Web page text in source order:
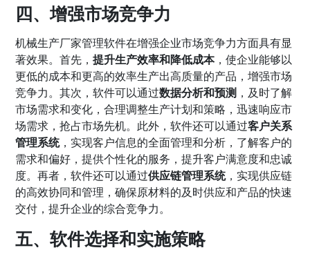
四、增强市场竞争力
机械生产厂家管理软件在增强企业市场竞争力方面具有显
著效果。首先，提升生产效率和降低成本，使企业能够以
更低的成本和更高的效率生产出高质量的产品，增强市场
竞争力。其次，软件可以通过数据分析和预测 ，及时了解
市场需求和变化，合理调整生产计划和策略，迅速响应市
场需求，抢占市场先机。此外，软件还可以通过客户关系
管理系统，实现客户信息的全面管理和分析，了解客户的
需求和偏好，提供个性化的服务，提升客户满意度和忠诚
度。再者，软件还可以通过供应链管理系统，实现供应链
的高效协同和管理，确保原材料的及时供应和产品的快速
交付，提升企业的综合竞争力。
五、软件选择和实施策略